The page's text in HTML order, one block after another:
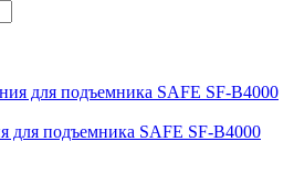
для подъемника SAFE SF-В4000